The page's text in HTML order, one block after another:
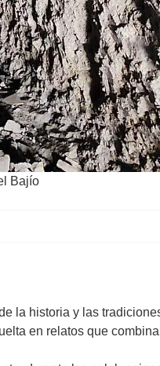
Bajío
la historia y las
en relatos que